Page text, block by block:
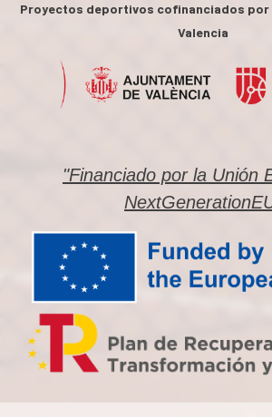
Proyectos deportivos cofinanciados por
Valencia
"Financiado por la Unión